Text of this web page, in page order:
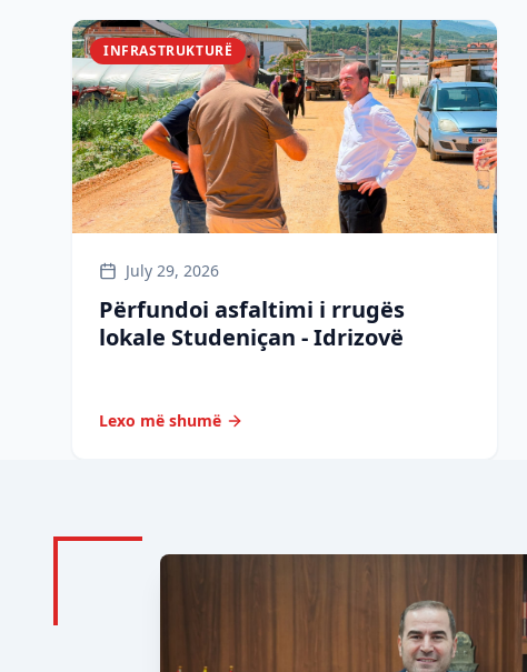
INFRASTRUKTURË
July 29, 2026
Përfundoi asfaltimi i rrugës
lokale Studeniçan - Idrizovë
Lexo më shumë